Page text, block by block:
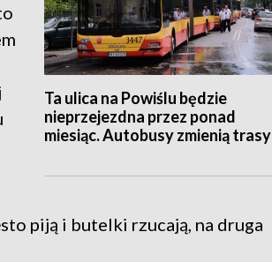
Ta ulica na Powiślu będzie
nieprzejezdna przez ponad
miesiąc. Autobusy zmienią trasy
piją i butelki rzucają, na druga